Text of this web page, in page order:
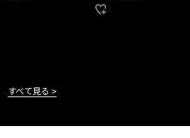
すべて見る